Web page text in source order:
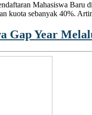
Mahasiswa
sebanyak 40%.
Gap Year